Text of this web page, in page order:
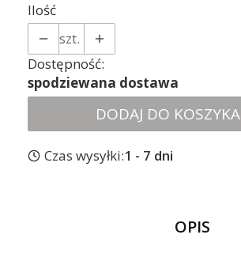
Ilość
szt.
Dostępność:
spodziewana dostawa
DODAJ DO KOSZYKA
Czas wysyłki:1 - 7 dni
OPIS